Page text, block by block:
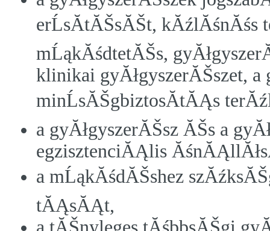
erĹsĂ­tĂŠsĂŠt, kĂźlĂśnĂśs
mĹąkĂśdtetĂŠs,
klinikai gyĂłgyszerĂŠszet,
minĹsĂŠgbiztosĂ­tĂĄs
a gyĂłgyszerĂŠsz ĂŠs a
egzisztenciĂĄlis
a mĹąkĂśdĂŠshez
tĂĄsĂĄt,